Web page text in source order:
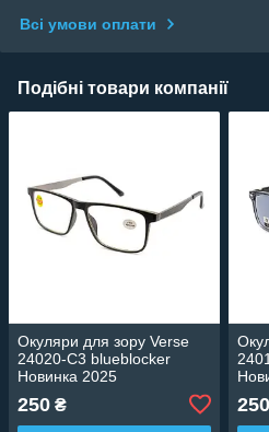
Всі умови оплати
Подібні товари компанії
Окуляри для зору Verse
24020-C3 blueblocker
Новинка 2025
250 ₴ 250